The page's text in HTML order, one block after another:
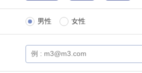
男性 女性